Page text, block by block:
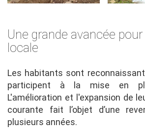
Une grande avancée
locale
Les habitants sont
participent à la mise en
L'amélioration et l'expansion de
courante fait l’objet d’une
plusieurs années.